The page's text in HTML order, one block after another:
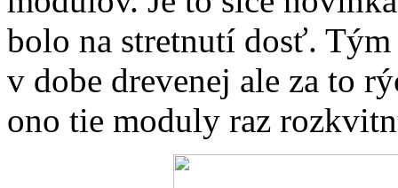
bolo na stretnutí dosť.
v dobe drevenej ale za to
ono tie moduly raz